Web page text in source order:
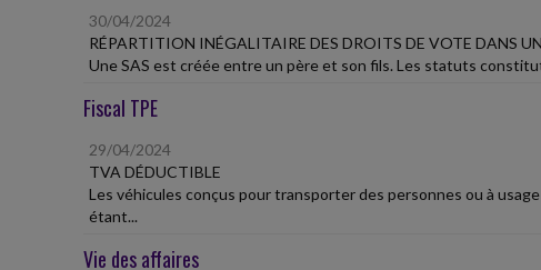
30/04/2024
RÉPARTITION INÉGALITAIRE DES DROITS DE VOTE DANS
Une SAS est créée entre un père et son fils. Les statuts
Fiscal TPE
29/04/2024
TVA DÉDUCTIBLE
Les véhicules conçus pour transporter des personnes ou à
étant...
Vie des affaires